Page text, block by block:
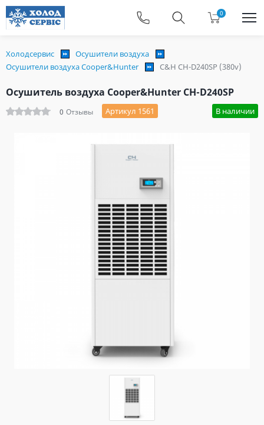
0
Холодсервис
Осушители воздуха
Осушители воздуха Cooper&Hunter
C&H CH-D240SP (380v)
Осушитель воздуха Cooper&Hunter CH-D240SP
0 Отзывы Артикул 1561 В наличии